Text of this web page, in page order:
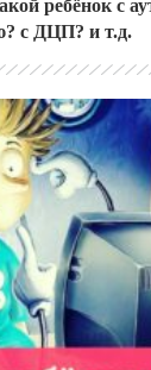
ребёнок с
с ДЦП? и т.д.